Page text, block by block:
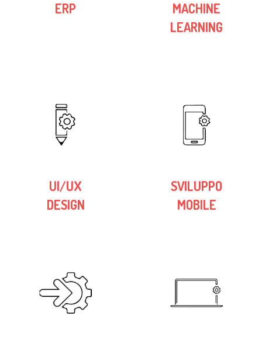
ERP
MACHINE
LEARNING
UI/UX
DESIGN
SVILUPPO
MOBILE